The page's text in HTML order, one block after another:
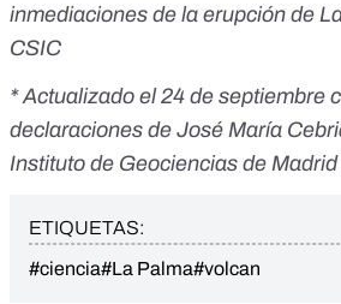
inmediaciones de la erupción de
CSIC
* Actualizado el 24 de septiembre
declaraciones de José María
Instituto de Geociencias de
ETIQUETAS:
#ciencia#La Palma#volcan